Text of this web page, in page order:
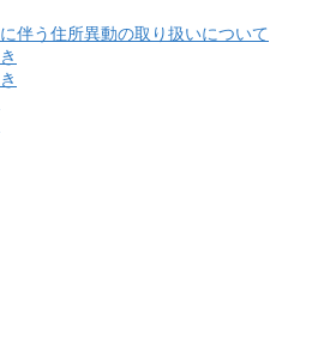
伴う住所異動の取り扱いについて